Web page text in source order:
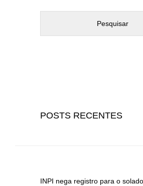
POSTS RECENTES
INPI nega registro para o